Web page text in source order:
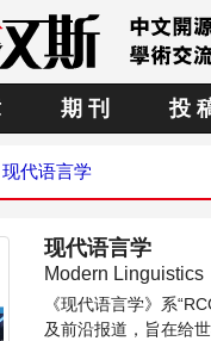
期 刊 投
现代语言学
现代语言学
Modern Linguistics
《现代语言学》系
及前沿报道，旨在给